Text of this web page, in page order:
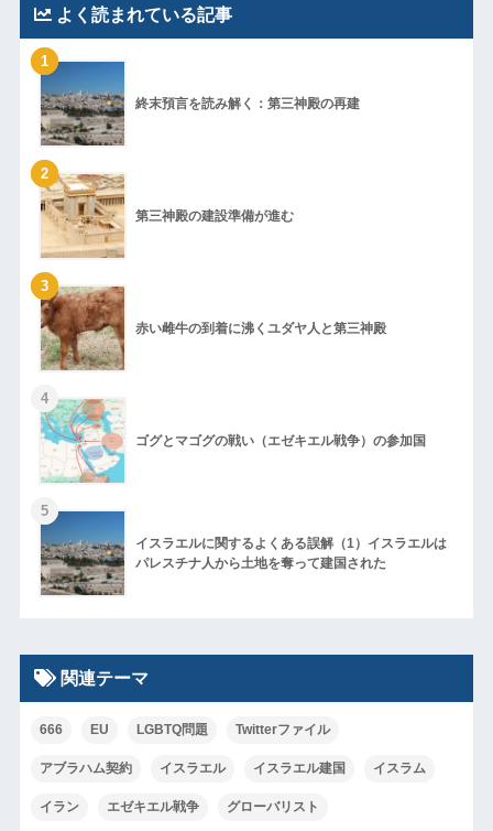
よく読まれている記事
1
終末預言を読み解く：第三神殿の再建
2
第三神殿の建設準備が進む
3
赤い雌牛の到着に沸くユダヤ人と第三神殿
4
ゴグとマゴグの戦い（エゼキエル戦争）の参加国
5
イスラエルに関するよくある誤解（1）イスラエルは
パレスチナ人から土地を奪って建国された
関連テーマ
666 EU LGBTQ問題 Twitterファイル
アブラハム契約 イスラエル イスラエル建国 イスラム
イラン エゼキエル戦争 グローバリスト